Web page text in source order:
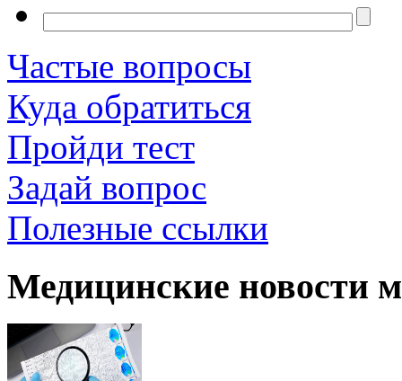
Частые вопросы
Куда обратиться
Пройди тест
Задай вопрос
Полезные ссылки
Медицинские новости